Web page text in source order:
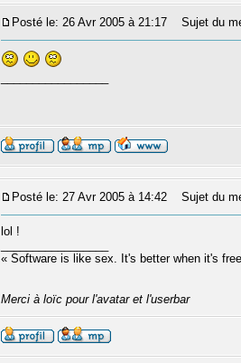
Posté le: 26 Avr 2005 à 21:17 Sujet du
Posté le: 27 Avr 2005 à 14:42 Sujet du
lol !
« Software is like sex. It's better when it's
Merci à loïc pour l'avatar et l'userbar